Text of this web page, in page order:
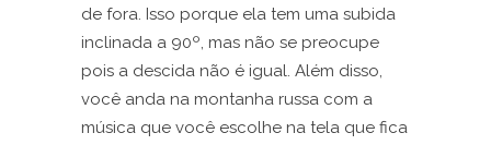
de fora. Isso porque ela tem uma subida
inclinada a 90º, mas não se preocupe
pois a descida não é igual. Além disso,
você anda na montanha russa com a
música que você escolhe na tela que fica